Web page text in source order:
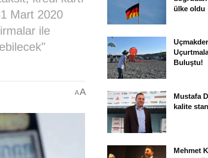
Mart 2020
ile
AA
ülke oldu
Buluştu!
Mustafa
kalite
Mehmet